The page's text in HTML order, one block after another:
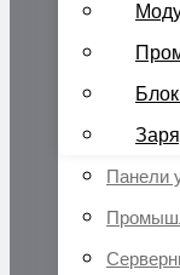
Панели